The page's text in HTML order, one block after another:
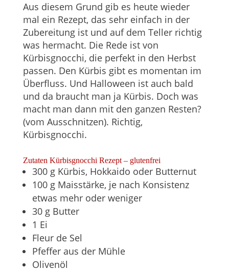
Aus diesem Grund gib es heute wieder
mal ein Rezept, das sehr einfach in der
Zubereitung ist und auf dem Teller richtig
was hermacht. Die Rede ist von
Kürbisgnocchi, die perfekt in den Herbst
passen. Den Kürbis gibt es momentan im
Überfluss. Und Halloween ist auch bald
und da braucht man ja Kürbis. Doch was
macht man dann mit den ganzen Resten?
(vom Ausschnitzen). Richtig,
Kürbisgnocchi.
Zutaten Kürbisgnocchi Rezept – glutenfrei
300 g Kürbis, Hokkaido oder Butternut
100 g Maisstärke, je nach Konsistenz
etwas mehr oder weniger
30 g Butter
1 Ei
Fleur de Sel
Pfeffer aus der Mühle
Olivenöl